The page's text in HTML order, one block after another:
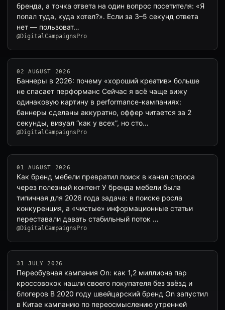
бренда, а точка ответа на один вопрос посетителя: «Я
попал туда, куда хотел?». Если за 3–5 секунд ответа
нет — пользоват…
@DigitalCampaignsPro
02 AUGUST 2026
Баннеры в 2026: почему «хороший креатив» больше
не спасает перформанс Сейчас я всё чаще вижу
одинаковую картину в performance-кампаниях:
баннеры сделаны аккуратно, оффер читается за 2
секунды, визуал “как у всех”, но сто…
@DigitalCampaignsPro
01 AUGUST 2026
Как бренд мебели превратил поиск в канал спроса
через полезный контент У бренда мебели была
типичная для 2026 года задача: в поиске росла
конкуренция, а «чистые» информационные статьи
переставали давать стабильный поток …
@DigitalCampaignsPro
31 JULY 2026
Переобувная кампания On: как 1,2 миллиона пар
кроссовокок нашли своего покупателя без звёзд и
блогеров В 2020 году швейцарский бренд On запустил
в Китае кампанию по переосмыслению утренней